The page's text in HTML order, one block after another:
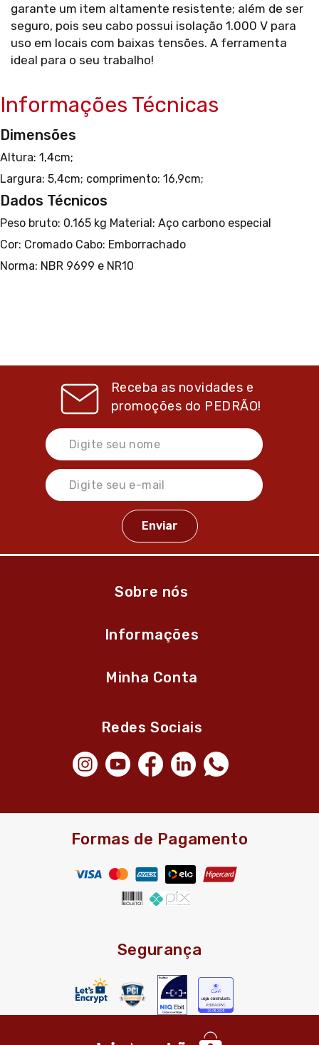
garante um item altamente resistente; além de ser
seguro, pois seu cabo possui isolação 1.000 V para
uso em locais com baixas tensões. A ferramenta
ideal para o seu trabalho!
Informações Técnicas
Dimensões
Altura: 1,4cm;
Largura: 5,4cm; comprimento: 16,9cm;
Dados Técnicos
Peso bruto: 0.165 kg Material: Aço carbono especial
Cor: Cromado Cabo: Emborrachado
Norma: NBR 9699 e NR10
Receba as novidades e
promoções do PEDRÃO!
Sobre nós
Informações
Minha Conta
Redes Sociais
Formas de Pagamento
Segurança